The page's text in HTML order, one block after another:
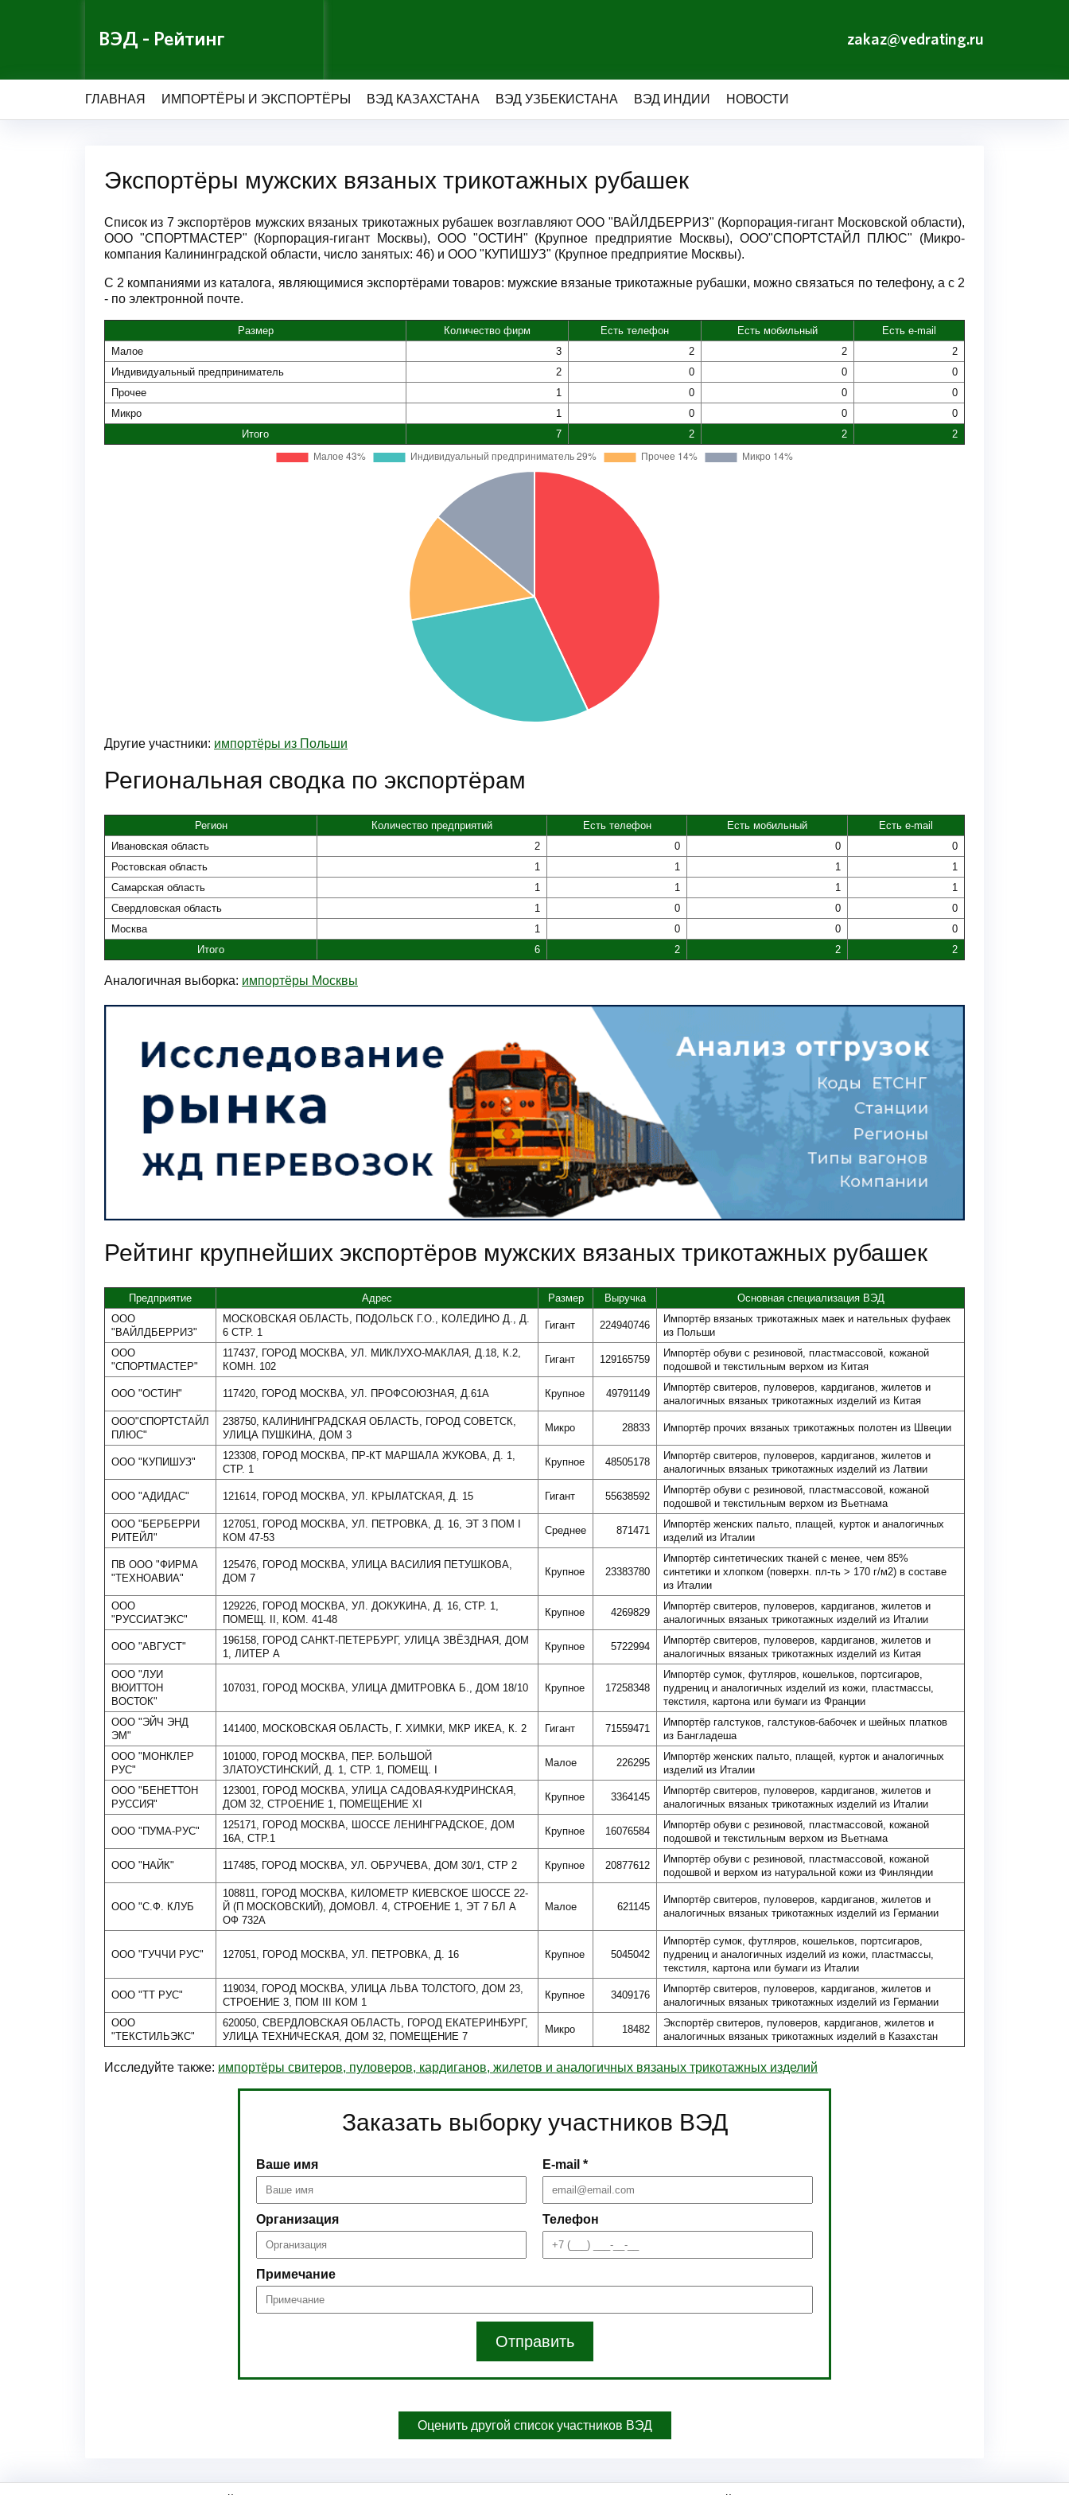
ВЭД - Рейтинг zakaz@vedrating.ru
ГЛАВНАЯ ИМПОРТЁРЫ И ЭКСПОРТЁРЫ ВЭД КАЗАХСТАНА ВЭД УЗБЕКИСТАНА ВЭД ИНДИИ НОВОСТИ
Экспортёры мужских вязаных трикотажных рубашек
Список из 7 экспортёров мужских вязаных трикотажных рубашек возглавляют ООО "ВАЙЛДБЕРРИЗ" (Корпорация-гигант Московской области),
ООО "СПОРТМАСТЕР" (Корпорация-гигант Москвы), ООО "ОСТИН" (Крупное предприятие Москвы), ООО"СПОРТСТАЙЛ ПЛЮС" (Микро-
компания Калининградской области, число занятых: 46) и ООО "КУПИШУЗ" (Крупное предприятие Москвы).
С 2 компаниями из каталога, являющимися экспортёрами товаров: мужские вязаные трикотажные рубашки, можно связаться по телефону, а с 2
- по электронной почте.
Размер Количество фирм Есть телефон Есть мобильный
Есть e-mail
Малое
3 2 2
2
Индивидуальный предприниматель
2 0 0
0
Прочее
1 0 0
0
Микро
1 0 0
0
Итого
7 2 2 2
Другие участники: импортёры из Польши
Региональная сводка по экспортёрам
Регион Количество предприятий Есть телефон Есть мобильный
Есть e-mail
Ивановская область
2 0 0
0
Ростовская область
1 1 1
1
Самарская область
1 1 1
1
Свердловская область
1 0 0
0
Москва
1 0 0
0
Итого
6 2 2 2
Аналогичная выборка: импортёры Москвы
Рейтинг крупнейших экспортёров мужских вязаных трикотажных рубашек
Предприятие Адрес Размер Выручка
Основная специализация ВЭД
ООО
"ВАЙЛДБЕРРИЗ"
МОСКОВСКАЯ ОБЛАСТЬ, ПОДОЛЬСК Г.О., КОЛЕДИНО Д., Д.
6 СТР. 1
Гигант 224940746
Импортёр вязаных трикотажных маек и нательных фуфаек
из Польши
ООО
"СПОРТМАСТЕР"
117437, ГОРОД МОСКВА, УЛ. МИКЛУХО-МАКЛАЯ, Д.18, К.2,
КОМН. 102
Гигант 129165759
Импортёр обуви с резиновой, пластмассовой, кожаной
подошвой и текстильным верхом из Китая
ООО "ОСТИН" 117420, ГОРОД МОСКВА, УЛ. ПРОФСОЮЗНАЯ, Д.61А Крупное 49791149
Импортёр свитеров, пуловеров, кардиганов, жилетов и
аналогичных вязаных трикотажных изделий из Китая
ООО"СПОРТСТАЙЛ
ПЛЮС"
238750, КАЛИНИНГРАДСКАЯ ОБЛАСТЬ, ГОРОД СОВЕТСК,
УЛИЦА ПУШКИНА, ДОМ 3
Микро 28833 Импортёр прочих вязаных трикотажных полотен из Швеции
ООО "КУПИШУЗ"
123308, ГОРОД МОСКВА, ПР-КТ МАРШАЛА ЖУКОВА, Д. 1,
СТР. 1
Крупное 48505178
Импортёр свитеров, пуловеров, кардиганов, жилетов и
аналогичных вязаных трикотажных изделий из Латвии
ООО "АДИДАС" 121614, ГОРОД МОСКВА, УЛ. КРЫЛАТСКАЯ, Д. 15 Гигант 55638592
Импортёр обуви с резиновой, пластмассовой, кожаной
подошвой и текстильным верхом из Вьетнама
ООО "БЕРБЕРРИ
РИТЕЙЛ"
127051, ГОРОД МОСКВА, УЛ. ПЕТРОВКА, Д. 16, ЭТ 3 ПОМ I
КОМ 47-53
Среднее 871471
Импортёр женских пальто, плащей, курток и аналогичных
изделий из Италии
ПВ ООО "ФИРМА
"ТЕХНОАВИА"
125476, ГОРОД МОСКВА, УЛИЦА ВАСИЛИЯ ПЕТУШКОВА,
ДОМ 7
Крупное 23383780
Импортёр синтетических тканей с менее, чем 85%
синтетики и хлопком (поверхн. пл-ть > 170 г/м2) в составе
из Италии
ООО
"РУССИАТЭКС"
129226, ГОРОД МОСКВА, УЛ. ДОКУКИНА, Д. 16, СТР. 1,
ПОМЕЩ. II, КОМ. 41-48
Крупное 4269829
Импортёр свитеров, пуловеров, кардиганов, жилетов и
аналогичных вязаных трикотажных изделий из Италии
ООО "АВГУСТ"
196158, ГОРОД САНКТ-ПЕТЕРБУРГ, УЛИЦА ЗВЁЗДНАЯ, ДОМ
1, ЛИТЕР А
Крупное 5722994
Импортёр свитеров, пуловеров, кардиганов, жилетов и
аналогичных вязаных трикотажных изделий из Китая
ООО "ЛУИ
ВЮИТТОН
ВОСТОК"
107031, ГОРОД МОСКВА, УЛИЦА ДМИТРОВКА Б., ДОМ 18/10 Крупное 17258348
Импортёр сумок, футляров, кошельков, портсигаров,
пудрениц и аналогичных изделий из кожи, пластмассы,
текстиля, картона или бумаги из Франции
ООО "ЭЙЧ ЭНД
ЭМ"
141400, МОСКОВСКАЯ ОБЛАСТЬ, Г. ХИМКИ, МКР ИКЕА, К. 2 Гигант 71559471
Импортёр галстуков, галстуков-бабочек и шейных платков
из Бангладеша
ООО "МОНКЛЕР
РУС"
101000, ГОРОД МОСКВА, ПЕР. БОЛЬШОЙ
ЗЛАТОУСТИНСКИЙ, Д. 1, СТР. 1, ПОМЕЩ. I
Малое 226295
Импортёр женских пальто, плащей, курток и аналогичных
изделий из Италии
ООО "БЕНЕТТОН
РУССИЯ"
123001, ГОРОД МОСКВА, УЛИЦА САДОВАЯ-КУДРИНСКАЯ,
ДОМ 32, СТРОЕНИЕ 1, ПОМЕЩЕНИЕ XI
Крупное 3364145
Импортёр свитеров, пуловеров, кардиганов, жилетов и
аналогичных вязаных трикотажных изделий из Италии
ООО "ПУМА-РУС"
125171, ГОРОД МОСКВА, ШОССЕ ЛЕНИНГРАДСКОЕ, ДОМ
16А, СТР.1
Крупное 16076584
Импортёр обуви с резиновой, пластмассовой, кожаной
подошвой и текстильным верхом из Вьетнама
ООО "НАЙК" 117485, ГОРОД МОСКВА, УЛ. ОБРУЧЕВА, ДОМ 30/1, СТР 2 Крупное 20877612
Импортёр обуви с резиновой, пластмассовой, кожаной
подошвой и верхом из натуральной кожи из Финляндии
ООО "С.Ф. КЛУБ
108811, ГОРОД МОСКВА, КИЛОМЕТР КИЕВСКОЕ ШОССЕ 22-
Й (П МОСКОВСКИЙ), ДОМОВЛ. 4, СТРОЕНИЕ 1, ЭТ 7 БЛ А
ОФ 732А
Малое 621145
Импортёр свитеров, пуловеров, кардиганов, жилетов и
аналогичных вязаных трикотажных изделий из Германии
ООО "ГУЧЧИ РУС" 127051, ГОРОД МОСКВА, УЛ. ПЕТРОВКА, Д. 16 Крупное 5045042
Импортёр сумок, футляров, кошельков, портсигаров,
пудрениц и аналогичных изделий из кожи, пластмассы,
текстиля, картона или бумаги из Италии
ООО "ТТ РУС"
119034, ГОРОД МОСКВА, УЛИЦА ЛЬВА ТОЛСТОГО, ДОМ 23,
СТРОЕНИЕ 3, ПОМ III КОМ 1
Крупное 3409176
Импортёр свитеров, пуловеров, кардиганов, жилетов и
аналогичных вязаных трикотажных изделий из Германии
ООО
"ТЕКСТИЛЬЭКС"
620050, СВЕРДЛОВСКАЯ ОБЛАСТЬ, ГОРОД ЕКАТЕРИНБУРГ,
УЛИЦА ТЕХНИЧЕСКАЯ, ДОМ 32, ПОМЕЩЕНИЕ 7
Микро 18482
Экспортёр свитеров, пуловеров, кардиганов, жилетов и
аналогичных вязаных трикотажных изделий в Казахстан
Исследуйте также: импортёры свитеров, пуловеров, кардиганов, жилетов и аналогичных вязаных трикотажных изделий
Заказать выборку участников ВЭД
Ваше имя E-mail *
Организация Телефон
Примечание
Отправить
Оценить другой список участников ВЭД